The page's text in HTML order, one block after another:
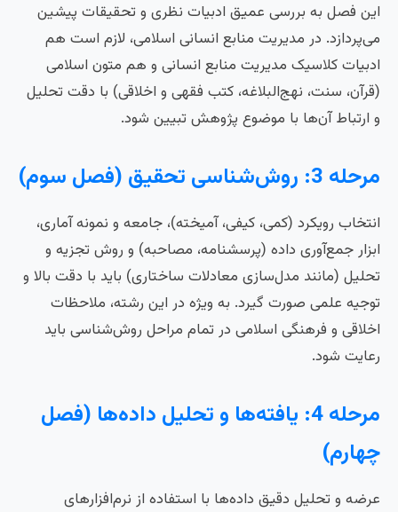
این فصل به بررسی عمیق ادبیات نظری و تحقیقات پیشین
می‌پردازد. در مدیریت منابع انسانی اسلامی، لازم است هم
ادبیات کلاسیک مدیریت منابع انسانی و هم متون اسلامی
(قرآن، سنت، نهج‌البلاغه، کتب فقهی و اخلاقی) با دقت تحلیل
و ارتباط آن‌ها با موضوع پژوهش تبیین شود.
مرحله 3: روش‌شناسی تحقیق (فصل سوم)
انتخاب رویکرد (کمی، کیفی، آمیخته)، جامعه و نمونه آماری،
ابزار جمع‌آوری داده (پرسشنامه، مصاحبه) و روش تجزیه و
تحلیل (مانند مدل‌سازی معادلات ساختاری) باید با دقت بالا و
توجیه علمی صورت گیرد. به ویژه در این رشته، ملاحظات
اخلاقی و فرهنگی اسلامی در تمام مراحل روش‌شناسی باید
رعایت شود.
مرحله 4: یافته‌ها و تحلیل داده‌ها (فصل
چهارم)
عرضه و تحلیل دقیق داده‌ها با استفاده از نرم‌افزارهای